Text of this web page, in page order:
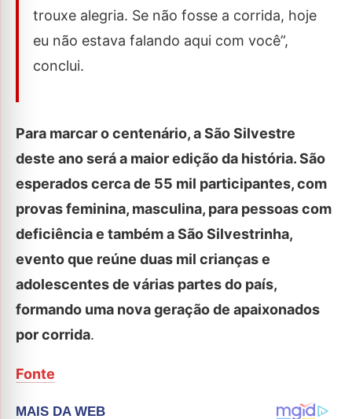
trouxe alegria. Se não fosse a corrida, hoje
eu não estava falando aqui com você”,
conclui.
Para marcar o centenário, a São Silvestre
deste ano será a maior edição da história. São
esperados cerca de 55 mil participantes, com
provas feminina, masculina, para pessoas com
deficiência e também a São Silvestrinha,
evento que reúne duas mil crianças e
adolescentes de várias partes do país,
formando uma nova geração de apaixonados
por corrida.
Fonte